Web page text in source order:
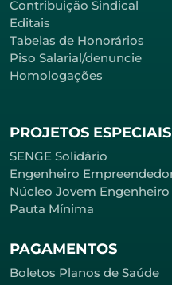
Contribuição Sindical
Editais
Tabelas de Honorários
Piso Salarial/denuncie
Homologações
PROJETOS ESPECIAIS
SENGE Solidário
Engenheiro
Núcleo Jovem Engenheiro
Pauta Mínima
PAGAMENTOS
Boletos Planos de Saúde